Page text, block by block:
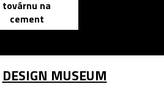
továrnu na
cement
DESIGN MUSEUM